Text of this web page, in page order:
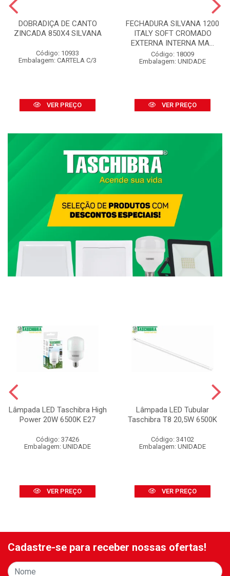
DOBRADIÇA DE CANTO
ZINCADA 850X4 SILVANA
Código: 10933
Embalagem: CARTELA C/3
VER PREÇO
FECHADURA SILVANA 1200
ITALY SOFT CROMADO
EXTERNA INTERNA MA...
Código: 18009
Embalagem: UNIDADE
VER PREÇO
Lâmpada LED Taschibra High
Power 20W 6500K E27
Código: 37426
Embalagem: UNIDADE
VER PREÇO
Lâmpada LED Tubular
Taschibra T8 20,5W 6500K
Código: 34102
Embalagem: UNIDADE
VER PREÇO
Cadastre-se para receber nossas ofertas!